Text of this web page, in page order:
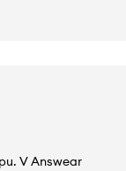
V Answear